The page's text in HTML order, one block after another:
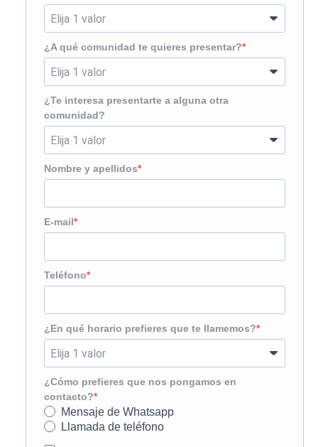
¿A qué comunidad te quieres presentar?
¿Te interesa presentarte a alguna otra
comunidad?
Nombre y apellidos
E-mail
Teléfono
¿En qué horario prefieres que te llamemos?
¿Cómo prefieres que nos pongamos en
contacto?
Mensaje de Whatsapp
Llamada de teléfono